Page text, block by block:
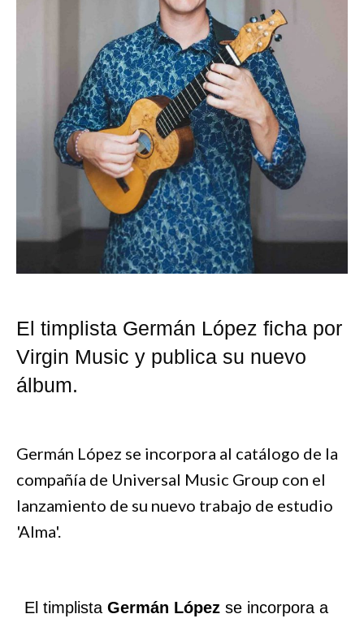
El timplista Germán López ficha por
Virgin Music y publica su nuevo
álbum.
Germán López se incorpora al catálogo de la
compañía de Universal Music Group con el
lanzamiento de su nuevo trabajo de estudio
'Alma'.
El timplista Germán López se incorpora a